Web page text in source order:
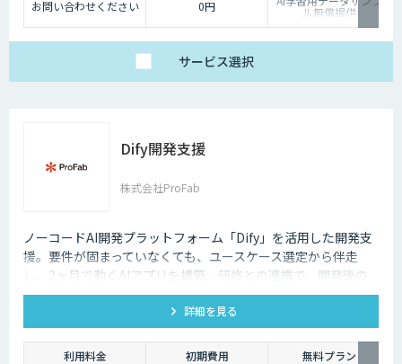
お問い合わせください 0円 ル無償提供
サービス選択
Dify開発支援
株式会社ProFab
ノーコードAI開発プラットフォーム「Dify」を活用した開発支
援。要件が固まっていなくても、ユースケース選定から伴走
し、2ヶ月で動くAIアプリを構築。研修との連携で、開発後の
内製化・自走までサポートします。
詳細を見る
利用料金 初期費用
無料プラン